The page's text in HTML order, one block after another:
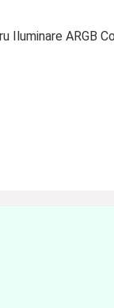
Iluminare ARGB